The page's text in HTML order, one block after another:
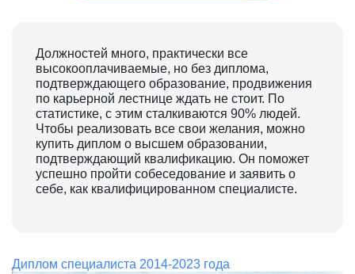
Должностей много, практически все
высокооплачиваемые, но без диплома,
подтверждающего образование, продвижения
по карьерной лестнице ждать не стоит. По
статистике, с этим сталкиваются 90% людей.
Чтобы реализовать все свои желания, можно
купить диплом о высшем образовании,
подтверждающий квалификацию. Он поможет
успешно пройти собеседование и заявить о
себе, как квалифицированном специалисте.
Диплом специалиста 2014-2023 года